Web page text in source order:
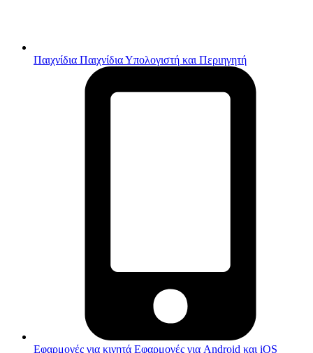
Παιχνίδια Παιχνίδια Υπολογιστή και Περιηγητή
Εφαρμογές για κινητά Εφαρμογές για Android και iOS